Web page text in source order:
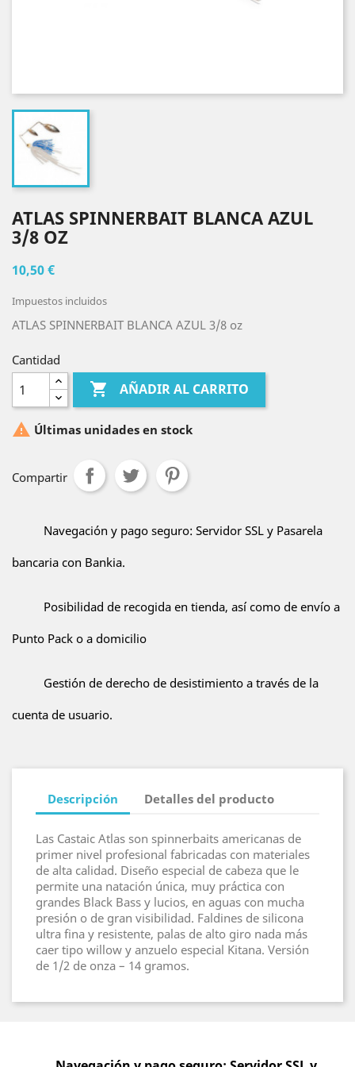
ATLAS SPINNERBAIT BLANCA AZUL
3/8 OZ
10,50 €
Impuestos incluidos
ATLAS SPINNERBAIT BLANCA AZUL 3/8 oz
Cantidad
 AÑADIR AL CARRITO
 Últimas unidades en stock
Compartir
Navegación y pago seguro: Servidor SSL y Pasarela
bancaria con Bankia.
Posibilidad de recogida en tienda, así como de envío a
Punto Pack o a domicilio
Gestión de derecho de desistimiento a través de la
cuenta de usuario.
Descripción Detalles del producto
Las Castaic Atlas son spinnerbaits americanas de
primer nivel profesional fabricadas con materiales
de alta calidad. Diseño especial de cabeza que le
permite una natación única, muy práctica con
grandes Black Bass y lucios, en aguas con mucha
presión o de gran visibilidad. Faldines de silicona
ultra fina y resistente, palas de alto giro nada más
caer tipo willow y anzuelo especial Kitana. Versión
de 1/2 de onza – 14 gramos.